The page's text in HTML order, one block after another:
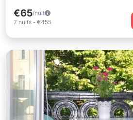
€65/nuit
7 nuits - €455